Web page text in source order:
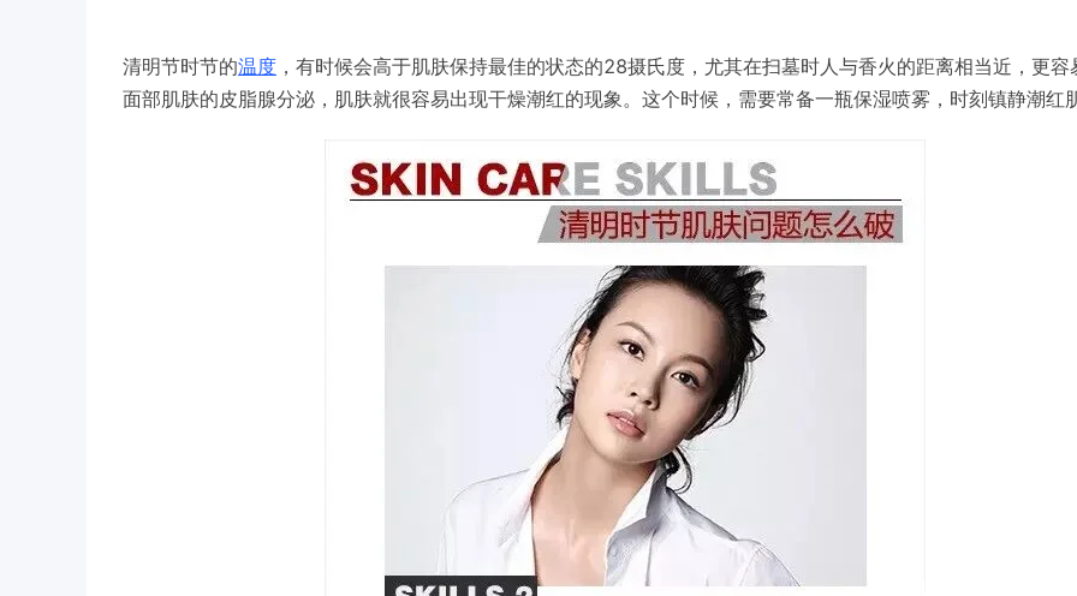
清明节时节的温度 ，有时候会高于肌肤保持最佳的状态的28摄氏度，尤其在扫墓时人与香火的距离相当近，更容
面部肌肤的皮脂腺分泌，肌肤就很容易出现干燥潮红的现象。这个时候，需要常备一瓶保湿喷雾 ，时刻镇静潮红